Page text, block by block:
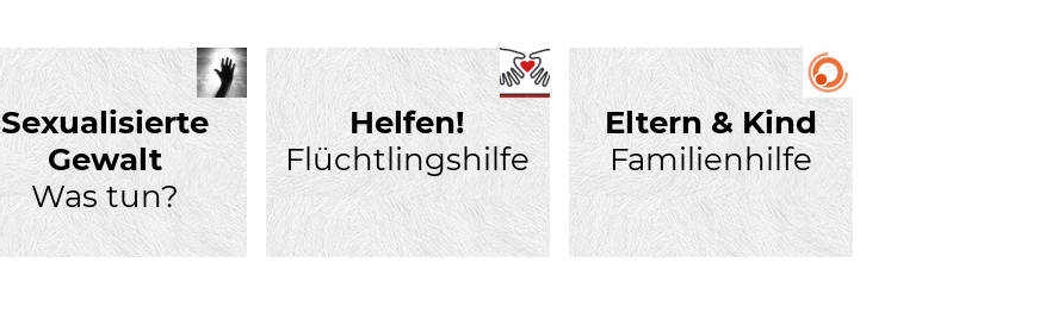
Sexualisierte
Gewalt
Was tun?
Helfen!
Flüchtlingshilfe
Eltern & Kind
Familienhilfe